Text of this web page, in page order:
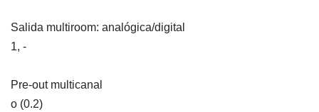
Salida multiroom: analógica/digital
1, -
Pre-out multicanal
o (0.2)